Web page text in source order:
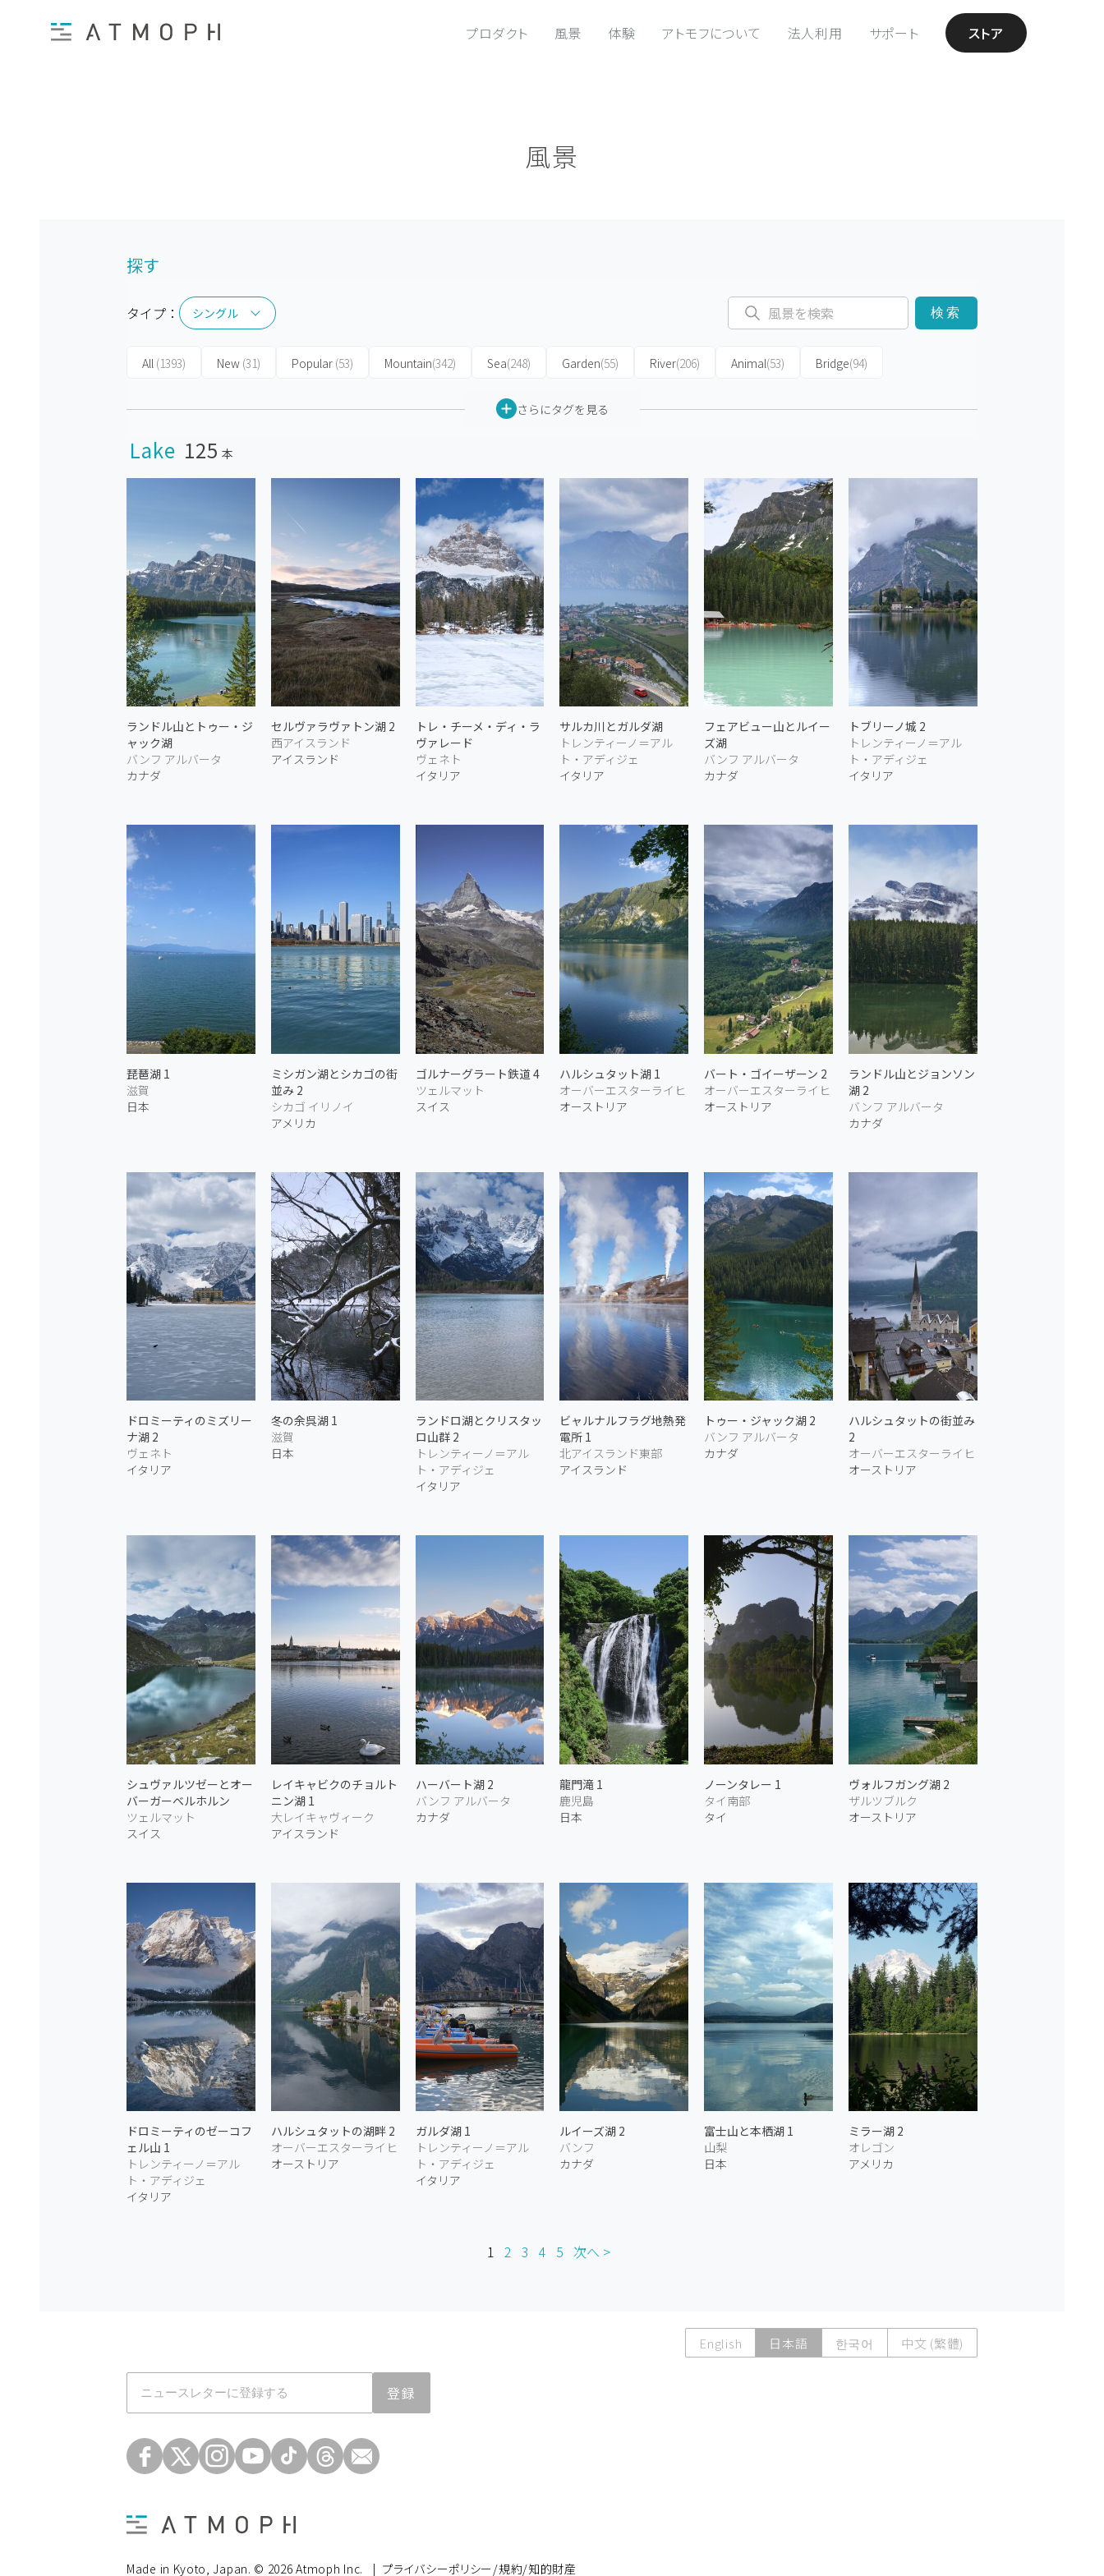
プロダクト 風景 体験 アトモフについて 法人利用 サポート ストア
風景
探す
タイプ： シングル
シングル 検索
All (1393) New (31) Popular (53) Mountain(342) Sea(248) Garden(55) River(206) Animal(53) Bridge(94)
さらにタグを見る
Lake 125 本
ランドル山とトゥー・ジ
ャック湖
バンフ アルバータ
カナダ
セルヴァラヴァトン湖 2
西アイスランド
アイスランド
トレ・チーメ・ディ・ラ
ヴァレード
ヴェネト
イタリア
サルカ川とガルダ湖
トレンティーノ＝アル
ト・アディジェ
イタリア
フェアビュー山とルイー
ズ湖
バンフ アルバータ
カナダ
トブリーノ城 2
トレンティーノ＝アル
ト・アディジェ
イタリア
琵琶湖 1
滋賀
日本
ミシガン湖とシカゴの街
並み 2
シカゴ イリノイ
アメリカ
ゴルナーグラート鉄道 4
ツェルマット
スイス
ハルシュタット湖 1
オーバーエスターライヒ
オーストリア
バート・ゴイーザーン 2
オーバーエスターライヒ
オーストリア
ランドル山とジョンソン
湖 2
バンフ アルバータ
カナダ
ドロミーティのミズリー
ナ湖 2
ヴェネト
イタリア
冬の余呉湖 1
滋賀
日本
ランドロ湖とクリスタッ
ロ山群 2
トレンティーノ＝アル
ト・アディジェ
イタリア
ビャルナルフラグ地熱発
電所 1
北アイスランド東部
アイスランド
トゥー・ジャック湖 2
バンフ アルバータ
カナダ
ハルシュタットの街並み
2
オーバーエスターライヒ
オーストリア
シュヴァルツゼーとオー
バーガーベルホルン
ツェルマット
スイス
レイキャビクのチョルト
ニン湖 1
大レイキャヴィーク
アイスランド
ハーバート湖 2
バンフ アルバータ
カナダ
龍門滝 1
鹿児島
日本
ノーンタレー 1
タイ南部
タイ
ヴォルフガング湖 2
ザルツブルク
オーストリア
ドロミーティのゼーコフ
ェル山 1
トレンティーノ＝アル
ト・アディジェ
イタリア
ハルシュタットの湖畔 2
オーバーエスターライヒ
オーストリア
ガルダ湖 1
トレンティーノ＝アル
ト・アディジェ
イタリア
ルイーズ湖 2
バンフ
カナダ
富士山と本栖湖 1
山梨
日本
ミラー湖 2
オレゴン
アメリカ
1 2 3 4 5 次へ >
English 日本語 한국어 中文 (繁體)
登録
Made in Kyoto, Japan. © 2026 Atmoph Inc. | プライバシーポリシー/規約/知的財産